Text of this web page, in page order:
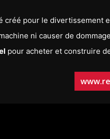
créé pour le divertissement
ni causer de
pour acheter et construire